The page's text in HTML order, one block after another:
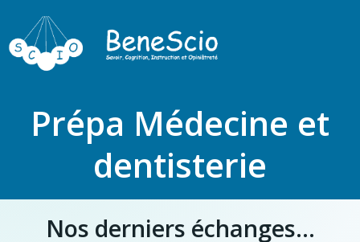
Prépa Médecine et
dentisterie
Nos derniers échanges...